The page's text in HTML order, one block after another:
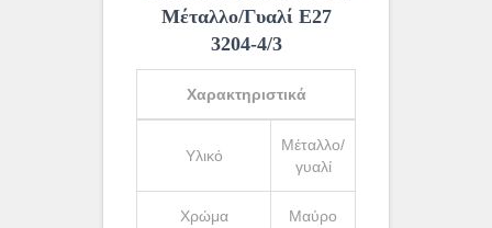
Μέταλλο/Γυαλί Ε27
3204-4/3
Χαρακτηριστικά
Υλικό
Μέταλλο/
γυαλί
Χρώμα Μαύρο